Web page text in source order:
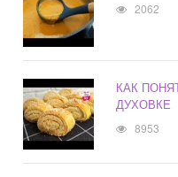
2062
КАК
ДУХОВКЕ
8953